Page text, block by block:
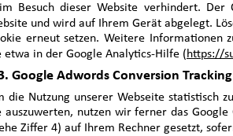
Besuch dieser Website verhindert.
und wird auf Ihrem Gerät abgelegt.
erneut setzen. Weitere Informationen
etwa in der Google Analytics-Hilfe (https://
Google Adwords Conversion Tracking
die Nutzung unserer Webseite statistisch
auszuwerten, nutzen wir ferner das
Ziffer 4) auf Ihrem Rechner gesetzt,